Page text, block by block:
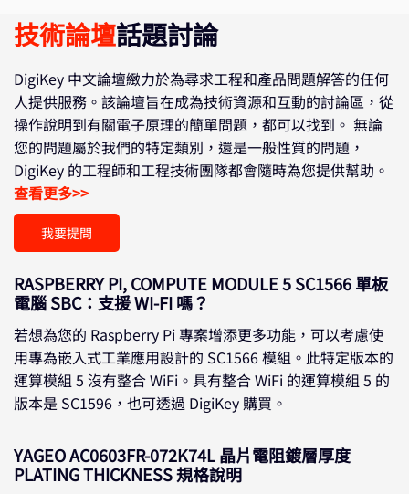
技術論壇話題討論
DigiKey 中文論壇緻力於為尋求工程和產品問題解答的任何
人提供服務。該論壇旨在成為技術資源和互動的討論區，從
操作說明到有關電子原理的簡單問題，都可以找到。 無論
您的問題屬於我們的特定類別，還是一般性質的問題，
DigiKey 的工程師和工程技術團隊都會隨時為您提供幫助。
查看更多>>
我要提問
RASPBERRY PI, COMPUTE MODULE 5 SC1566 單板
電腦 SBC：支援 WI-FI 嗎？
若想為您的 Raspberry Pi 專案增添更多功能，可以考慮使
用專為嵌入式工業應用設計的 SC1566 模組。此特定版本的
運算模組 5 沒有整合 WiFi。具有整合 WiFi 的運算模組 5 的
版本是 SC1596，也可透過 DigiKey 購買。
YAGEO AC0603FR-072K74L 晶片電阻鍍層厚度
PLATING THICKNESS 規格說明